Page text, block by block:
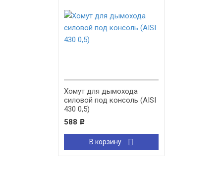
Хомут для дымохода
силовой под консоль (AISI
430 0,5)
588 Р
В корзину